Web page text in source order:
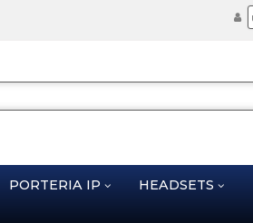
PORTERIA IP HEADSETS